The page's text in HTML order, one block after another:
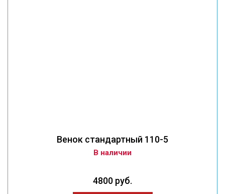
Венок стандартный 110-5
В наличии
4800 руб.